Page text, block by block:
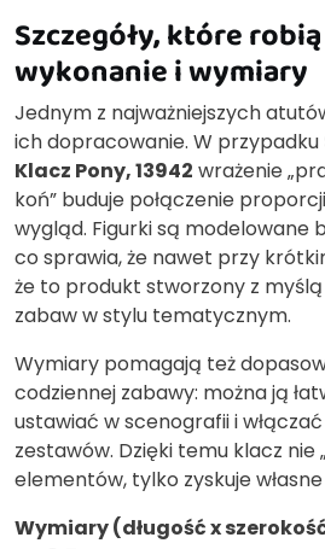
Szczegóły, które
wykonanie i wymiary
Jednym z najważniejszych
ich dopracowanie. W przypadku
Klacz Pony, 13942 wrażenie
koń” buduje połączenie
wygląd. Figurki są modelowane
co sprawia, że nawet przy
że to produkt stworzony z
zabaw w stylu tematycznym.
Wymiary pomagają też
codziennej zabawy: można ją
ustawiać w scenografii i
zestawów. Dzięki temu klacz nie
elementów, tylko zyskuje
Wymiary (długość x